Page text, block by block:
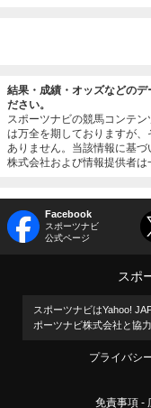
結果・成績・オッズなどのデ
ださい。
スポーツナビの競馬コンテ
は万全を期しておりますが
ありません。当該情報に基
株式会社および情報提供者は
Facebook
スポーツナビ
公式ページ
スポ
スポーツナビはYahoo!
ポーツナビ株式会社と協
プライバシ
免責事項